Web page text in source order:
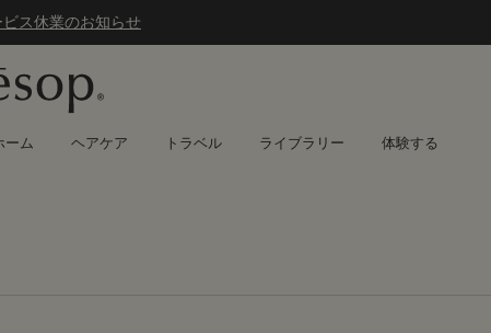
ス休業のお知らせ
ーム ヘアケア トラベル ライブラリー 体験する